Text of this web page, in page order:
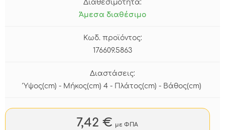
Διαθεσιμότητα:
Άμεσα διαθέσιμο
Κωδ. προϊόντος:
176609.5863
Διαστάσεις:
Ύψος(cm) - Μήκος(cm) 4 - Πλάτος(cm) - Βάθος(cm)
7,42 € με ΦΠΑ